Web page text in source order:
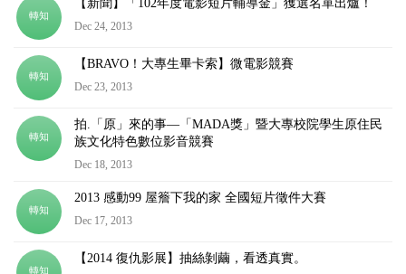
轉知
【新聞】「102年度電影短片輔導金」獲選名單出爐！
Dec 24, 2013
轉知
【BRAVO！大專生畢卡索】微電影競賽
Dec 23, 2013
轉知
拍.「原」來的事—「MADA獎」暨大專校院學生原住民
族文化特色數位影音競賽
Dec 18, 2013
轉知
2013 感動99 屋簷下我的家 全國短片徵件大賽
Dec 17, 2013
轉知
【2014 復仇影展】抽絲剝繭，看透真實。